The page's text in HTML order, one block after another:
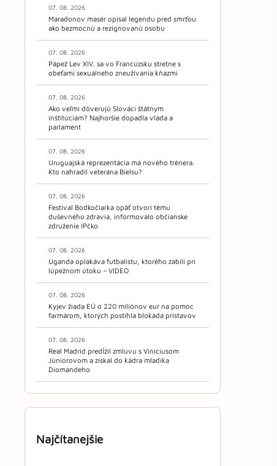
07. 08. 2026
Maradonov masér opísal legendu pred smrťou
ako bezmocnú a rezignovanú osobu
07. 08. 2026
Pápež Lev XIV. sa vo Francúzsku stretne s
obeťami sexuálneho zneužívania kňazmi
07. 08. 2026
Ako veľmi dôverujú Slováci štátnym
inštitúciám? Najhoršie dopadla vláda a
parlament
07. 08. 2026
Uruguajská reprezentácia má nového trénera.
Kto nahradil veterána Bielsu?
07. 08. 2026
Festival Bodkočiarka opäť otvorí tému
duševného zdravia, informovalo občianske
združenie IPčko
07. 08. 2026
Uganda oplakáva futbalistu, ktorého zabili pri
lúpežnom útoku – VIDEO
07. 08. 2026
Kyjev žiada EÚ o 220 miliónov eur na pomoc
farmárom, ktorých postihla blokáda prístavov
07. 08. 2026
Real Madrid predĺžil zmluvu s Viníciusom
Júniorovom a získal do kádra mladíka
Diomandeho
Najčítanejšie